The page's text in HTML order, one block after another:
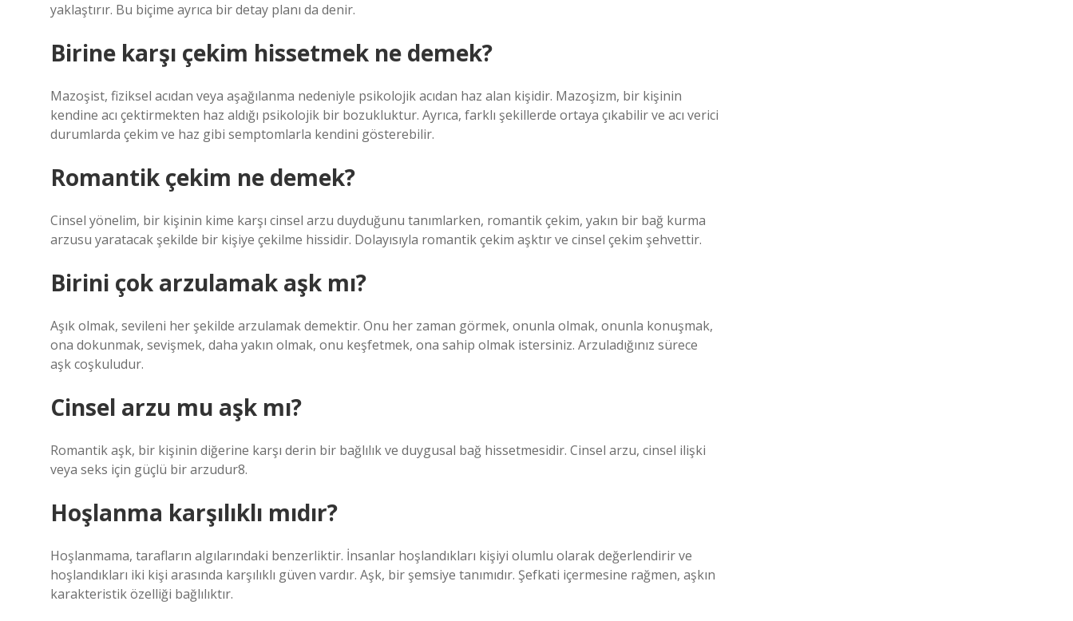
yaklaştırır. Bu biçime ayrıca bir detay planı da denir.
Birine karşı çekim hissetmek ne demek?
Mazoşist, fiziksel acıdan veya aşağılanma nedeniyle psikolojik acıdan haz alan kişidir. Mazoşizm, bir kişinin
kendine acı çektirmekten haz aldığı psikolojik bir bozukluktur. Ayrıca, farklı şekillerde ortaya çıkabilir ve acı verici
durumlarda çekim ve haz gibi semptomlarla kendini gösterebilir.
Romantik çekim ne demek?
Cinsel yönelim, bir kişinin kime karşı cinsel arzu duyduğunu tanımlarken, romantik çekim, yakın bir bağ kurma
arzusu yaratacak şekilde bir kişiye çekilme hissidir. Dolayısıyla romantik çekim aşktır ve cinsel çekim şehvettir.
Birini çok arzulamak aşk mı?
Aşık olmak, sevileni her şekilde arzulamak demektir. Onu her zaman görmek, onunla olmak, onunla konuşmak,
ona dokunmak, sevişmek, daha yakın olmak, onu keşfetmek, ona sahip olmak istersiniz. Arzuladığınız sürece
aşk coşkuludur.
Cinsel arzu mu aşk mı?
Romantik aşk, bir kişinin diğerine karşı derin bir bağlılık ve duygusal bağ hissetmesidir. Cinsel arzu, cinsel ilişki
veya seks için güçlü bir arzudur8.
Hoşlanma karşılıklı mıdır?
Hoşlanmama, tarafların algılarındaki benzerliktir. İnsanlar hoşlandıkları kişiyi olumlu olarak değerlendirir ve
hoşlandıkları iki kişi arasında karşılıklı güven vardır. Aşk, bir şemsiye tanımıdır. Şefkati içermesine rağmen, aşkın
karakteristik özelliği bağlılıktır.